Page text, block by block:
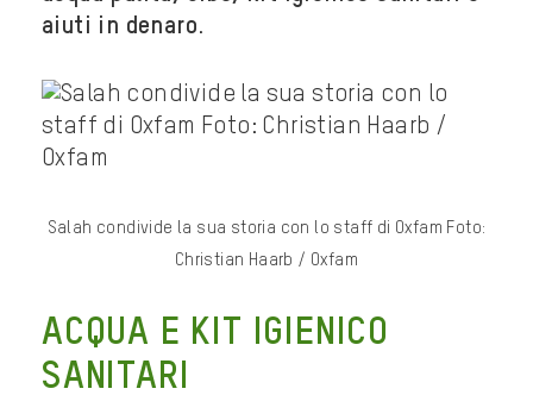
aiuti in denaro.
Salah condivide la sua storia con lo staff di Oxfam Foto:
Christian Haarb / Oxfam
ACQUA E KIT IGIENICO
SANITARI